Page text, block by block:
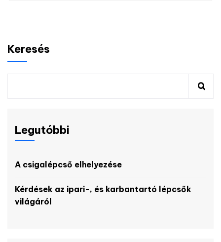
Keresés
Legutóbbi
A csigalépcső elhelyezése
Kérdések az ipari-, és karbantartó lépcsők
világáról